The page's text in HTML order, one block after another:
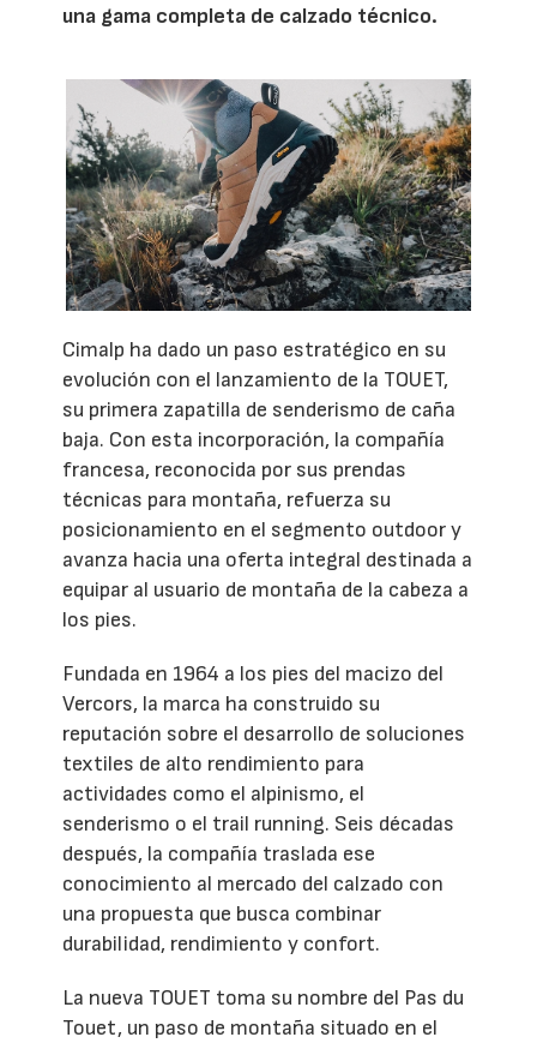
una gama completa de calzado técnico.
Cimalp ha dado un paso estratégico en su
evolución con el lanzamiento de la TOUET,
su primera zapatilla de senderismo de caña
baja. Con esta incorporación, la compañía
francesa, reconocida por sus prendas
técnicas para montaña, refuerza su
posicionamiento en el segmento outdoor y
avanza hacia una oferta integral destinada a
equipar al usuario de montaña de la cabeza a
los pies.
Fundada en 1964 a los pies del macizo del
Vercors, la marca ha construido su
reputación sobre el desarrollo de soluciones
textiles de alto rendimiento para
actividades como el alpinismo, el
senderismo o el trail running. Seis décadas
después, la compañía traslada ese
conocimiento al mercado del calzado con
una propuesta que busca combinar
durabilidad, rendimiento y confort.
La nueva TOUET toma su nombre del Pas du
Touet, un paso de montaña situado en el